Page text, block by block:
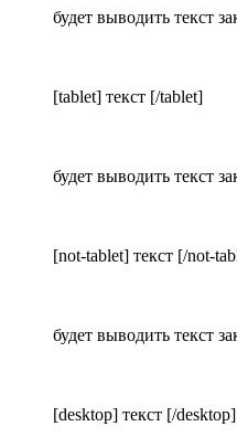
будет выводить текст
[tablet] текст [/tablet]
будет выводить текст
[not-tablet] текст [/not-
будет выводить текст
[desktop] текст [/desktop]